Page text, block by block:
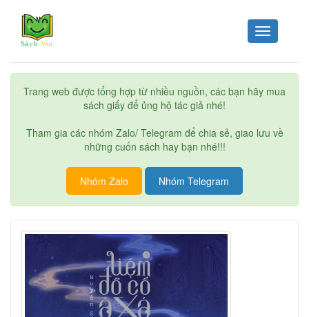
Toggle
navigation
Trang web được tổng hợp từ nhiều nguồn, các bạn hãy mua
sách giấy để ủng hộ tác giả nhé!
Tham gia các nhóm Zalo/ Telegram để chia sẻ, giao lưu về
những cuốn sách hay bạn nhé!!!
Nhóm Zalo Nhóm Telegram